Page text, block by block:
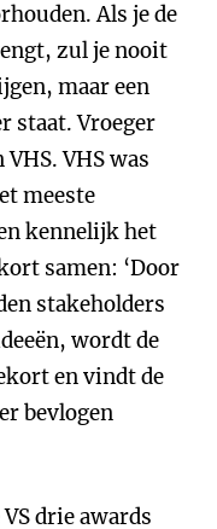
Als je de
zul je nooit
maar een
staat. Vroeger
VHS was
meeste
kennelijk het
samen: ‘Door
stakeholders
wordt de
en vindt de
bevlogen
drie awards